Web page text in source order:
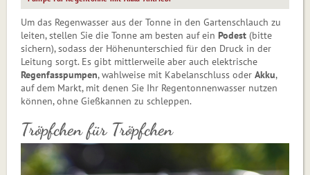
Um das Regenwasser aus der Tonne in den Gartenschlauch zu
leiten, stellen Sie die Tonne am besten auf ein Podest (bitte
sichern), sodass der Höhenunterschied für den Druck in der
Leitung sorgt. Es gibt mittlerweile aber auch elektrische
Regenfasspumpen, wahlweise mit Kabelanschluss oder Akku,
auf dem Markt, mit denen Sie Ihr Regentonnenwasser nutzen
können, ohne Gießkannen zu schleppen.
Tröpfchen für Tröpfchen